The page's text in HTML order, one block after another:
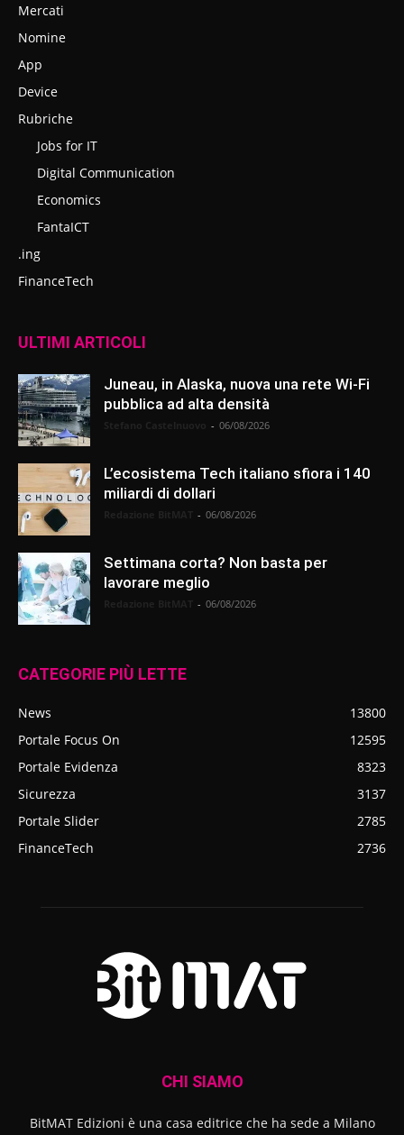
Mercati
Nomine
App
Device
Rubriche
Jobs for IT
Digital Communication
Economics
FantaICT
.ing
FinanceTech
ULTIMI ARTICOLI
Juneau, in Alaska, nuova una rete Wi-Fi
pubblica ad alta densità
- 06/08/2026
L’ecosistema Tech italiano sfiora i 140
miliardi di dollari
- 06/08/2026
Settimana corta? Non basta per
lavorare meglio
- 06/08/2026
CATEGORIE PIÙ LETTE
News
13800
Portale Focus On
12595
Portale Evidenza
8323
Sicurezza
3137
Portale Slider
2785
FinanceTech
2736
CHI SIAMO
BitMAT Edizioni è una casa editrice che ha sede a Milano